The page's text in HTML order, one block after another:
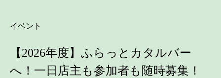
イベント
【2026年度】ふらっとカタルバー
へ！一日店主も参加者も随時募集！